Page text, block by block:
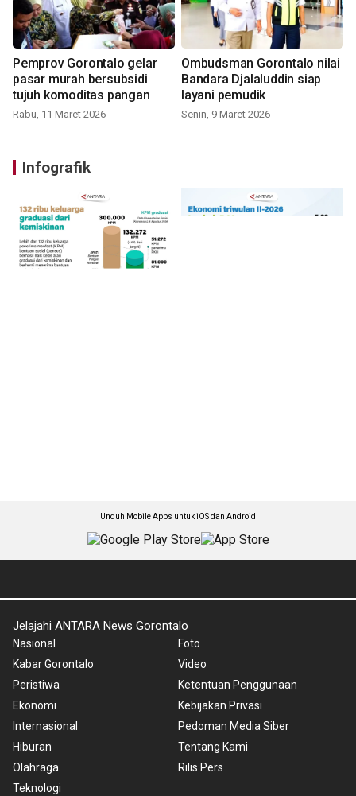
Pemprov Gorontalo gelar
pasar murah bersubsidi
tujuh komoditas pangan
Rabu, 11 Maret 2026
Ombudsman Gorontalo nilai
Bandara Djalaluddin siap
layani pemudik
Senin, 9 Maret 2026
Infografik
Unduh Mobile Apps untuk iOS dan Android
Jelajahi ANTARA News Gorontalo
Nasional
Kabar Gorontalo
Peristiwa
Ekonomi
Internasional
Hiburan
Olahraga
Teknologi
Foto
Video
Ketentuan Penggunaan
Kebijakan Privasi
Pedoman Media Siber
Tentang Kami
Rilis Pers